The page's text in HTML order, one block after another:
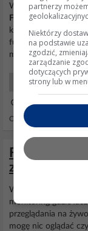
Witam, problem w
Funboxstoi w
który miałem firmy
funboxa, lecz po
ma internetu.
Sieci Początkujący
Odpowiedzi: 15
Funbox
Witam mam
monitoring gdzie
przeglądania na
mogę nic oglądać
partnerzy
Niektórzy
na podstawie
zgodzić,
zarządzanie
dotyczących
strony lub w